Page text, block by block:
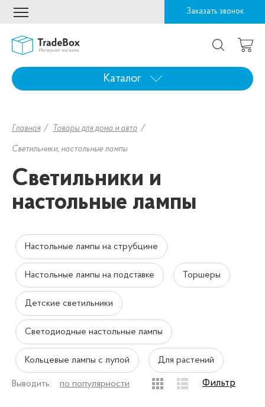
Заказать звонок
Каталог
Главная Товары для дома и авто
Светильники, настольные лампы
Светильники и
настольные лампы
Настольные лампы на струбцине
Настольные лампы на подставке Торшеры
Детские светильники
Светодиодные настольные лампы
Кольцевые лампы с лупой Для растений
Выводить: по популярности Фильтр